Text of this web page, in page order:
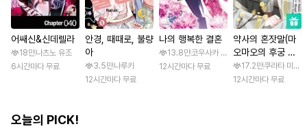
어쌔신&신데렐라
18만나츠노 유조
6시간마다 무료
안경, 때때로, 불량
아
3.5만나루키
12시간마다 무료
나의 행복한 결혼
13.8만코우사카 리토 / 아기토기 아쿠미
12시간마다 무료
약사의 혼잣말(마
오마오의 후궁 수
수께끼 풀이수첩)
17.2만쿠라타 미노
12시간마다 무료
오늘의 PICK!